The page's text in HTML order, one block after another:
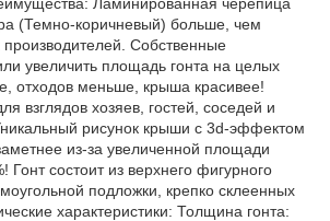
(Темно-коричневый) больше, чем
производителей. Собственные
увеличить площадь гонта на целых
отходов меньше, крыша красивее!
взглядов хозяев, гостей, соседей и
рисунок крыши с 3d-эффектом
из-за увеличенной площади
Гонт состоит из верхнего фигурного
подложки, крепко склеенных
характеристики: Толщина гонта: